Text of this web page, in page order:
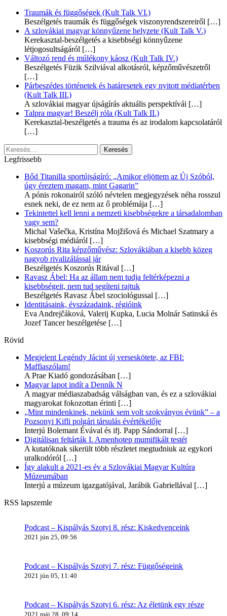
Traumák és függőségek (Kult Talk VI.)
Beszélgetés traumák és függőségek viszonyrendszereiről […]
A szlovákiai magyar könnyűzene helyzete (Kult Talk V.)
Kerekasztal-beszélgetés a kisebbségi könnyűzene
létjogosultságáról […]
Változó rend és múlékony káosz (Kult Talk IV.)
Beszélgetés Füzik Szilviával alkotásról, képzőművészetről
[…]
Párbeszédes történetek és határesetek egy nyitott médiatérben
(Kult Talk III.)
A szlovákiai magyar újságírás aktuális perspektívái […]
Talpra magyar! Beszélj róla (Kult Talk II.)
Kerekasztal-beszélgetés a trauma és az irodalom kapcsolatáról
[…]
Keresés:
Legfrissebb
Bőd Titanilla sportújságíró: „Amikor eljöttem az Új Szóból,
úgy éreztem magam, mint Gagarin”
A pónis rokonairól szóló névtelen megjegyzések néha rosszul
esnek neki, de ez nem az ő problémája […]
Tekintettel kell lenni a nemzeti kisebbségekre a társadalomban
vagy sem?
Michal Vašečka, Kristína Mojžišová és Michael Szatmary a
kisebbségi médiáról […]
Koszorús Rita képzőművész: Szlovákiában a kisebb közeg
nagyob rivalizálással jár
Beszélgetés Koszorús Ritával […]
Ravasz Ábel: Ha az állam nem tudja feltérképezni a
kisebbségeit, nem tud segíteni rajtuk
Beszélgetés Ravasz Ábel szociológussal […]
Identitásaink, évszázadaink, régióink
Eva Andrejčáková, Valerij Kupka, Lucia Molnár Satinská és
Jozef Tancer beszélgetése […]
Rövid
Megjelent Legéndy Jácint új verseskötete, az FBI:
Maffiaszólam!
A Prae Kiadó gondozásában […]
Magyar lapot indít a Denník N
A magyar médiaszabadság válságban van, és ez a szlovákiai
magyarokat fokozottan érinti […]
„Mint mindenkinek, nekünk sem volt szokványos évünk” – a
Pozsonyi Kifli polgári társulás évértékelője
Interjú Bolemant Évával és ifj. Papp Sándorral […]
Digitálisan feltárták I. Amenhotep mumifikált testét
A kutatóknak sikerült több részletet megtudniuk az egykori
uralkodóról […]
Így alakult a 2021-es év a Szlovákiai Magyar Kultúra
Múzeumában
Interjú a múzeum igazgatójával, Jarábik Gabriellával […]
RSS lapszemle
Podcast – Kispályás Szotyi 8. rész: Kiskedvenceink
2021 jún 25, 09:56
Podcast – Kispályás Szotyi 7. rész: Függőségeink
2021 jún 05, 11:40
Podcast – Kispályás Szotyi 6. rész: Az életünk egy része
2021 máj 28, 09:14